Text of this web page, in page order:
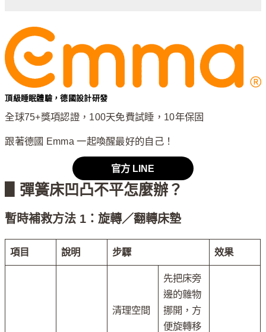
頂級睡眠體驗，德國設計研發
全球75+獎項認證，100天免費試睡，10年保固
跟著德國 Emma 一起喚醒最好的自己！
官方 LINE
▋彈簧床凹凸不平怎麼辦？
暫時補救方法 1：旋轉／翻轉床墊
項目 說明 步驟 效果
清理空間
先把床旁
邊的雜物
挪開，方
便旋轉移